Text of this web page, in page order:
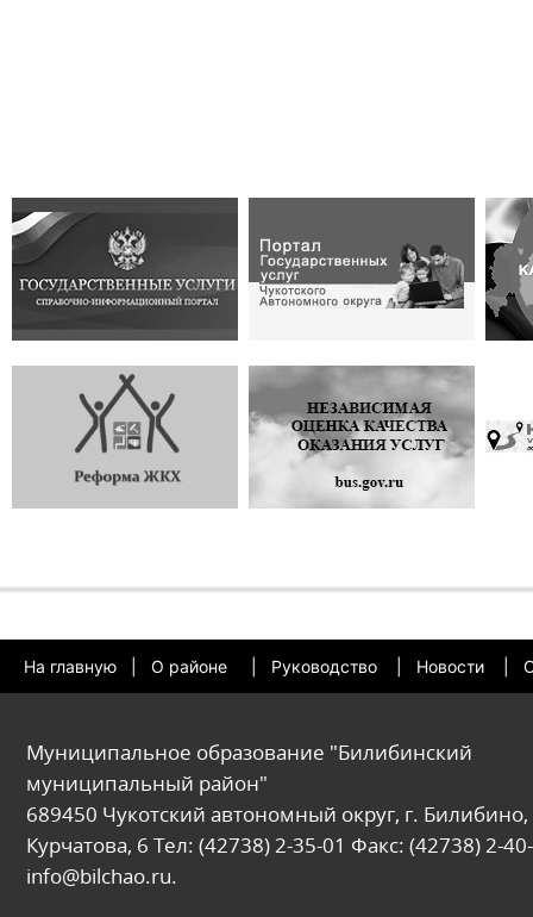
На главную О районе Руководство Новости
Муниципальное образование "Билибинский
муниципальный район"
689450 Чукотский автономный округ, г. Билибино,
Курчатова, 6 Тел: (42738) 2-35-01 Факс: (42738) 2-
info@bilchao.ru.